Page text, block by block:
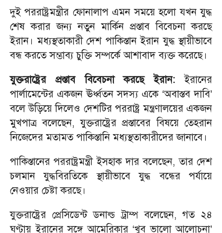
দুই পররাষ্ট্রমন্ত্রীর ফোনালাপ এমন সময়ে হলো যখন যুদ্ধ
শেষ করার জন্য নতুন মার্কিন প্রস্তাব বিবেচনা করছে
ইরান। মধ্যস্থতাকারী দেশ পাকিস্তান ইরান যুদ্ধ স্থায়ীভাবে
বন্ধ করতে সম্ভাব্য চুক্তি সম্পর্কে আশাবাদ ব্যক্ত করেছে।
যুক্তরাষ্ট্রের প্রস্তাব বিবেচনা করছে ইরান: ইরানের
পার্লামেন্টের একজন ঊর্ধ্বতন সদস্য একে ‘অবাস্তব দাবি’
বলে উড়িয়ে দিলেও দেশটির পররাষ্ট্র মন্ত্রণালয়ের একজন
মুখপাত্র বলেছেন, যুক্তরাষ্ট্রের প্রস্তাবের বিষয়ে তেহরান
নিজেদের মতামত পাকিস্তানি মধ্যস্থতাকারীদের জানাবে।
পাকিস্তানের পররাষ্ট্রমন্ত্রী ইসহাক দার বলেছেন, তার দেশ
চলমান যুদ্ধবিরতিকে স্থায়ীভাবে যুদ্ধ বন্ধের পর্যায়ে
নেওয়ার চেষ্টা করছে।
যুক্তরাষ্ট্রের প্রেসিডেন্ট ডনাল্ড ট্রাম্প বলেছেন, গত ২৪
ঘণ্টায় ইরানের সঙ্গে আমেরিকার ‘খুব ভালো আলোচনা’